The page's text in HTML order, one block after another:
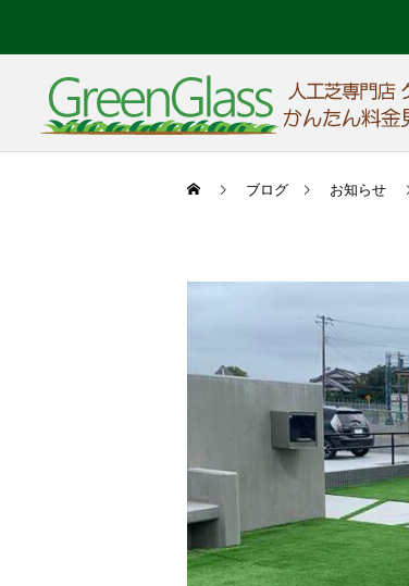
ブログ お知らせ